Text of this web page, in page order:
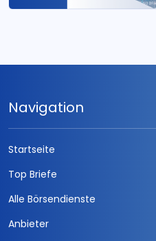
Navigation
Startseite
Top Briefe
Alle Börsendienste
Anbieter